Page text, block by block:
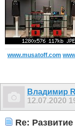
www.musatoff.com
Владимир
12.07.2020
Re: